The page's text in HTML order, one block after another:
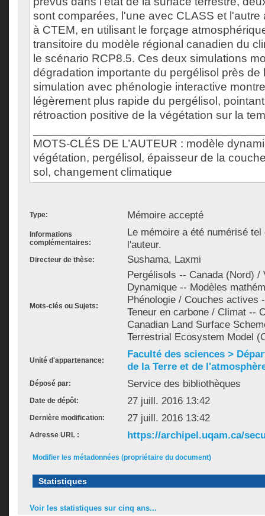
sont comparées, l'une avec CLASS et
à CTEM, en utilisant le forçage
transitoire du modèle régional canadien du
le scénario RCP8.5. Ces deux simulations
dégradation importante du pergélisol près de
simulation avec phénologie interactive
légèrement plus rapide du pergélisol,
rétroaction positive de la végétation sur la
MOTS-CLÉS DE L’AUTEUR : modèle
végétation, pergélisol, épaisseur de la
sol, changement climatique
Type: Mémoire accepté
Informations
complémentaires:
Le mémoire a été numérisé
l'auteur.
Directeur de thèse: Sushama, Laxmi
Mots-clés ou Sujets:
Pergélisols -- Canada (Nord) /
Dynamique -- Modèles
Phénologie / Couches actives
Teneur en carbone / Climat --
Canadian Land Surface
Terrestrial Ecosystem Model
Unité d'appartenance:
Faculté des sciences >
de la Terre et de
Déposé par: Service des bibliothèques
Date de dépôt: 27 juill. 2016 13:42
Dernière modification: 27 juill. 2016 13:42
Adresse URL : https://archipel.uqam.ca/
Modifier les métadonnées (propriétaire du document)
Statistiques
Voir les statistiques sur cinq ans...